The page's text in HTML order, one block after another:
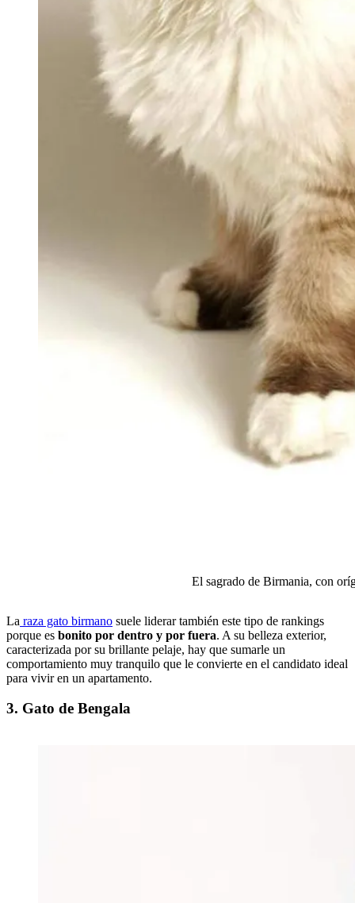
El sagrado de Birmania, con
La raza gato birmano suele liderar también este tipo de rankings
porque es bonito por dentro y por fuera. A su belleza exterior,
caracterizada por su brillante pelaje, hay que sumarle un
comportamiento muy tranquilo que le convierte en el candidato ideal
para vivir en un apartamento.
3. Gato de Bengala